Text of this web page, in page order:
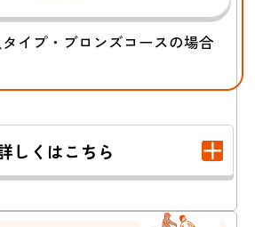
かり
せた
買い物中にお店の
商品を
壊してしま
った
イプ・ブロンズコースの場合
しくはこちら